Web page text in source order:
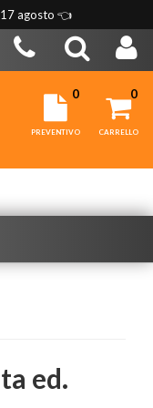
agosto 👈
0
PREVENTIVO
0
CARRELLO
ed.